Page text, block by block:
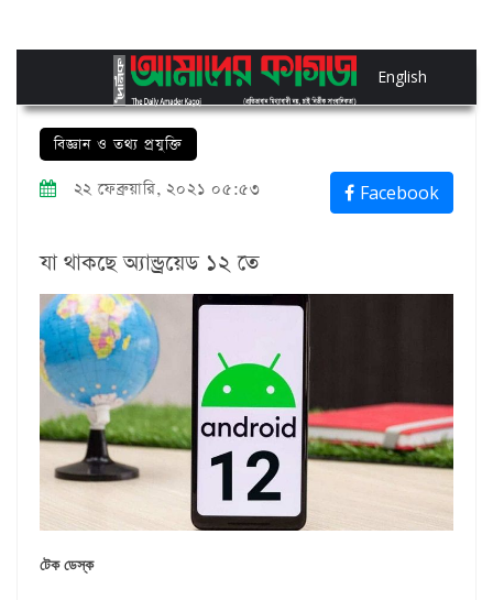
English
বিজ্ঞান ও তথ্য প্রযুক্তি
২২ ফেব্রুয়ারি, ২০২১ ০৫:৫৩ Facebook
যা থাকছে অ্যান্ড্রয়েড ১২ তে
টেক ডেস্ক